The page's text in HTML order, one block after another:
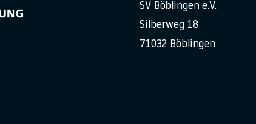
SV Böblingen e.V.
Silberweg 18
71032 Böblingen